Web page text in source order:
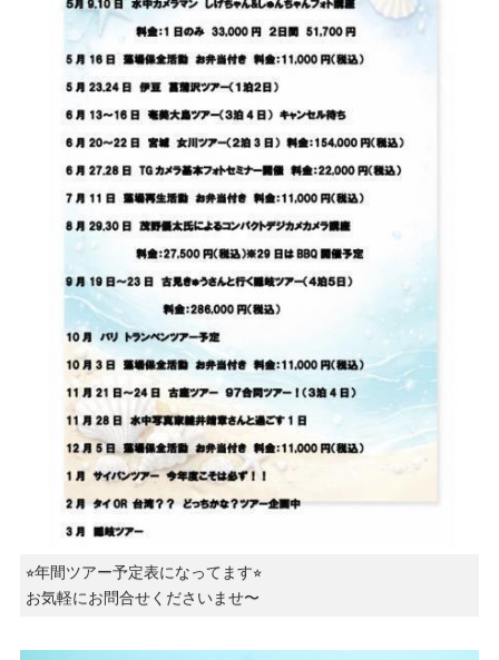
⭐︎年間ツアー予定表になってます⭐︎
お気軽にお問合せくださいませ〜